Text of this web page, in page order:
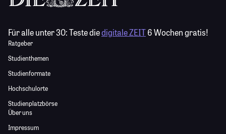
Für alle unter 30:Teste diedigitale ZEIT6 Wochen gratis!
Ratgeber
Studienthemen
Studienformate
Hochschulorte
Studienplatzbörse
Über uns
Impressum